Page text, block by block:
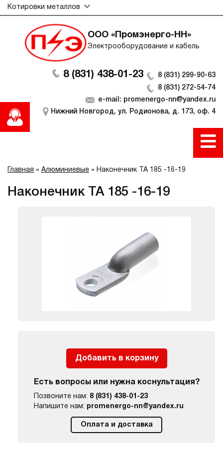
Котировки металлов
ООО «Промэнерго-НН»
Электрооборудование и кабель
8 (831) 438-01-23
8 (831) 299-90-63
8 (831) 272-54-74
e-mail: promenergo-nn@yandex.ru
Нижний Новгород, ул. Родионова, д. 173, оф. 4
Главная » Алюминиевые » Наконечник ТА 185 -16-19
Наконечник ТА 185 -16-19
Добавить в корзину
Есть вопросы или нужна коснультация?
Позвоните нам: 8 (831) 438-01-23
Напишите нам: promenergo-nn@yandex.ru
Оплата и доставка